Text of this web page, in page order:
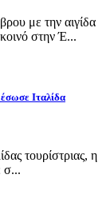
με την αιγίδα
στην Έ...
Ιταλίδα
τουρίστριας, η
σ...